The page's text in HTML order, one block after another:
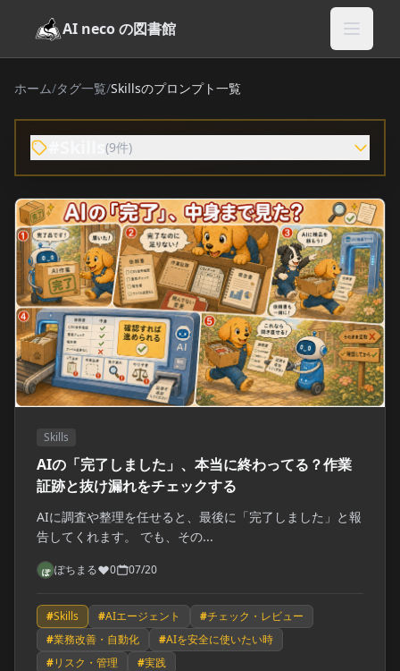
AI neco の図書館
ホーム/タグ一覧/Skillsのプロンプト一覧
(9件)
Skills
AIの「完了しました」、本当に終わってる？作業
証跡と抜け漏れをチェックする
AIに調査や整理を任せると、最後に「完了しました」と報
告してくれます。 でも、その...
ぽちまる 0 07/20
#Skills #AIエージェント #チェック・レビュー
#業務改善・自動化 #AIを安全に使いたい時
#リスク・管理 #実践